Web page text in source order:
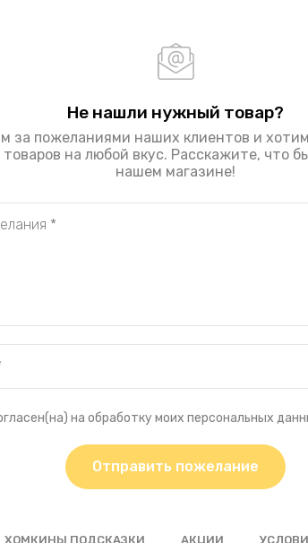
Не нашли нужный товар?
за пожеланиями наших клиентов и
на любой вкус. Расскажите, что
нашем магазине!
на обработку моих персональных
Отправить пожелание
ХОМКИНЫ ПОДСКАЗКИ АКЦИИ